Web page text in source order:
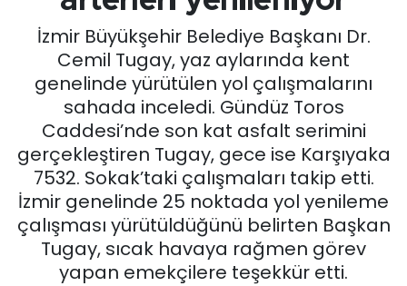
İzmir Büyükşehir Belediye Başkanı Dr.
Cemil Tugay, yaz aylarında kent
genelinde yürütülen yol çalışmalarını
sahada inceledi. Gündüz Toros
Caddesi’nde son kat asfalt serimini
gerçekleştiren Tugay, gece ise Karşıyaka
7532. Sokak’taki çalışmaları takip etti.
İzmir genelinde 25 noktada yol yenileme
çalışması yürütüldüğünü belirten Başkan
Tugay, sıcak havaya rağmen görev
yapan emekçilere teşekkür etti.
English News
GÜNCEL
KÜLTÜR SANAT
MAGAZİN
POLİTİKA
Son Dakika Haberleri
Haber Arşivi